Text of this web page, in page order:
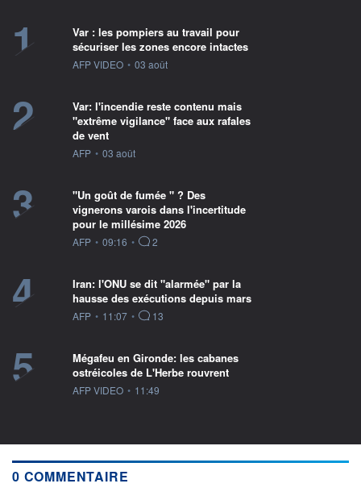
1
Var : les pompiers au travail pour
sécuriser les zones encore intactes
information fournie par
AFP VIDEO • 03 août
2
Var: l'incendie reste contenu mais
"extrême vigilance" face aux rafales
de vent
information fournie par
AFP • 03 août
3
"Un goût de fumée " ? Des
vignerons varois dans l'incertitude
pour le millésime 2026
information fournie par
AFP • 09:16 • 2
4
Iran: l'ONU se dit "alarmée" par la
hausse des exécutions depuis mars
information fournie par
AFP • 11:07 • 13
5
Mégafeu en Gironde: les cabanes
ostréicoles de L'Herbe rouvrent
information fournie par
AFP VIDEO • 11:49
0 COMMENTAIRE